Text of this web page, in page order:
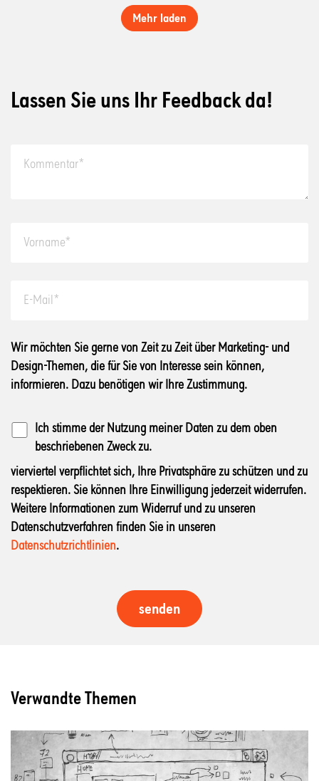
Mehr laden
Lassen Sie uns Ihr Feedback da!
Wir möchten Sie gerne von Zeit zu Zeit über Marketing- und
Design-Themen, die für Sie von Interesse sein können,
informieren. Dazu benötigen wir Ihre Zustimmung.
Ich stimme der Nutzung meiner Daten zu dem oben
beschriebenen Zweck zu.
vierviertel verpflichtet sich, Ihre Privatsphäre zu schützen und zu
respektieren. Sie können Ihre Einwilligung jederzeit widerrufen.
Weitere Informationen zum Widerruf und zu unseren
Datenschutzverfahren finden Sie in unseren
Datenschutzrichtlinien.
Verwandte Themen